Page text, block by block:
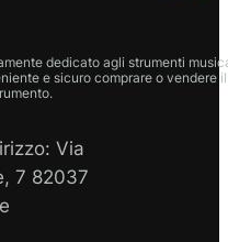
dedicato agli strumenti
e sicuro comprare o vendere
Via
7 82037